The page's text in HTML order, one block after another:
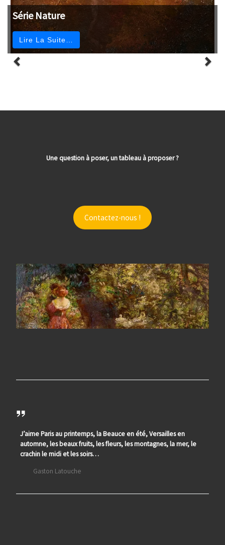
Série Nature
Lire La Suite…
Une question à poser, un tableau à proposer ?
Contactez-nous !
J’aime Paris au printemps, la Beauce en été, Versailles en
automne, les beaux fruits, les fleurs, les montagnes, la mer, le
crachin le midi et les soirs…
Gaston Latouche